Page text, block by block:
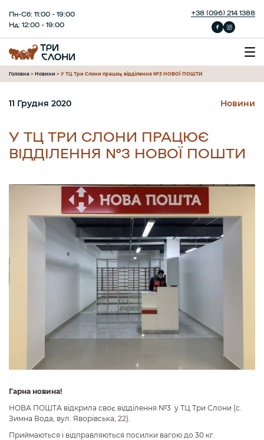
Пн-Сб: 11:00 - 19:00
Нд: 12:00 - 19:00
+38 (096) 214 1388
Головна > Новини > У ТЦ Три Слони працює відділення №3 НОВОЇ ПОШТИ
У ТЦ ТРИ СЛОНИ ПРАЦЮЄ
ВІДДІЛЕННЯ №3 НОВОЇ ПОШТИ
11 Грудня 2020 Новини
Гарна новина!
НОВА ПОШТА відкрила своє відділення №3 у ТЦ Три Слони (с.
Зимна Вода, вул. Яворівська, 22).
Приймаються і відправляються посилки вагою до 30 кг.